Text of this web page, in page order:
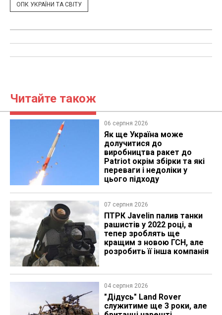
ОПК УКРАЇНИ ТА СВІТУ
Читайте також
06 серпня 2026
Як ще Україна може
долучитися до
виробництва ракет до
Patriot окрім збірки та які
переваги і недоліки у
цього підходу
07 серпня 2026
ПТРК Javelin палив танки
рашистів у 2022 році, а
тепер зроблять ще
кращим з новою ГСН, але
розробить її інша компанія
04 серпня 2026
"Дідусь" Land Rover
служитиме ще 3 роки, але